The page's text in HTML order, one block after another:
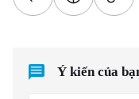
Ý kiến của